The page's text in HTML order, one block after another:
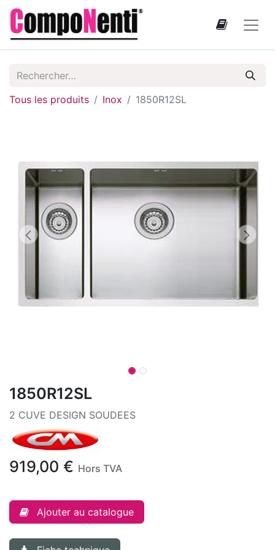
Tous les produits Inox 1850R12SL
1850R12SL
2 CUVE DESIGN SOUDEES
919,00 € Hors TVA
Ajouter au catalogue